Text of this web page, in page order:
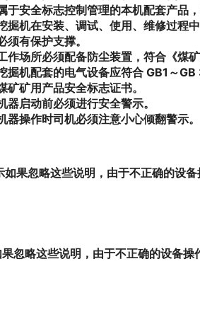
于安全标志控制管理的本机配套产品
掘机在安装、调试、使用、维修过程
须有保护支撑。
作场所必须配备防尘装置，符合《煤
掘机配套的电气设备应符合 GB1～GB
矿矿用产品安全标志证书。
器启动前必须进行安全警示。
器操作时司机必须注意小心倾翻警示。
如果忽略这些说明，由于不正确的设
忽略这些说明，由于不正确的设备操